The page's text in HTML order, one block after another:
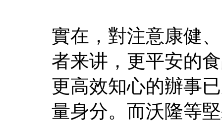
實在，對注意康健
者来讲，更平安的
更高效知心的辦事
量身分。而沃隆等